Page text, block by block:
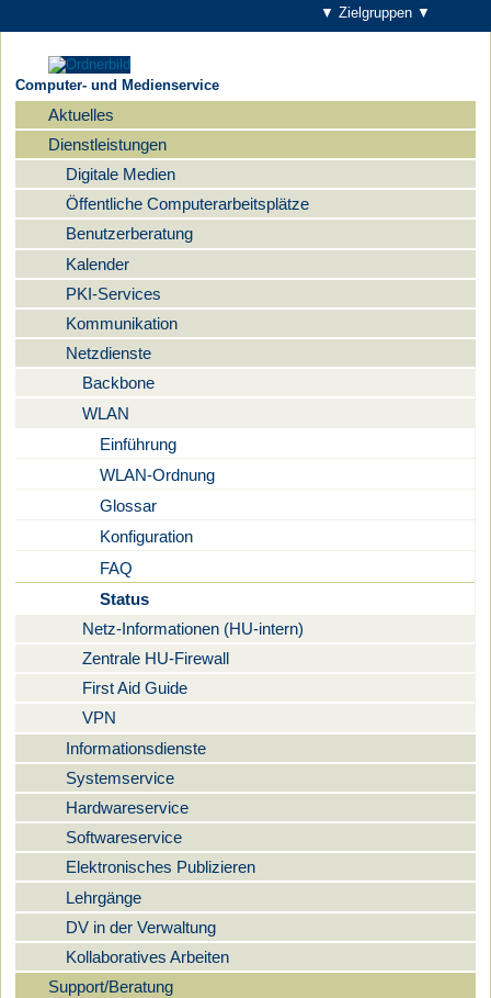
▼ Zielgruppen ▼
Computer- und Medienservice
Navigation
Aktuelles
Dienstleistungen
Digitale Medien
Öffentliche Computerarbeitsplätze
Benutzerberatung
Kalender
PKI-Services
Kommunikation
Netzdienste
Backbone
WLAN
Einführung
WLAN-Ordnung
Glossar
Konfiguration
FAQ
Status
Netz-Informationen (HU-intern)
Zentrale HU-Firewall
First Aid Guide
VPN
Informationsdienste
Systemservice
Hardwareservice
Softwareservice
Elektronisches Publizieren
Lehrgänge
DV in der Verwaltung
Kollaboratives Arbeiten
Support/Beratung